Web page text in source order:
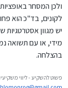
ולכן המסחר
לקונים, בד"כ הוא
יש מגוון אסטרטגיות
מידי, או עם תשואה
בהצלחה.
פשוט להשקיע - ליווי